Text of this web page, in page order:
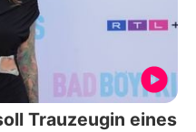
Trauzeugin eines